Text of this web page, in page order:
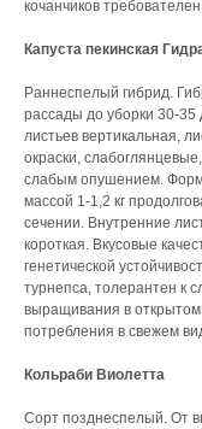
кочанчиков требователен
Капуста пекинская
Раннеспелый гибрид.
рассады до уборки 30-35
листьев вертикальная,
окраски,
слабым опушением.
массой 1-1,2 кг
сечении. Внутренние
короткая. Вкусовые
генетической
турнепса, толерантен к
выращивания в
потребления в свежем
Кольраби Виолетта
Сорт позднеспелый. От